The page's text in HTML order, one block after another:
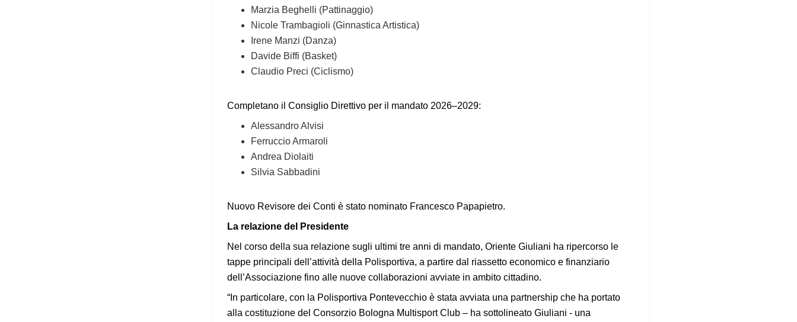
Marzia Beghelli (Pattinaggio)
Nicole Trambagioli (Ginnastica Artistica)
Irene Manzi (Danza)
Davide Biffi (Basket)
Claudio Preci (Ciclismo)
Completano il Consiglio Direttivo per il mandato 2026–2029:
Alessandro Alvisi
Ferruccio Armaroli
Andrea Diolaiti
Silvia Sabbadini
Nuovo Revisore dei Conti è stato nominato Francesco Papapietro.
La relazione del Presidente
Nel corso della sua relazione sugli ultimi tre anni di mandato, Oriente Giuliani ha ripercorso le
tappe principali dell’attività della Polisportiva, a partire dal riassetto economico e finanziario
dell’Associazione fino alle nuove collaborazioni avviate in ambito cittadino.
“In particolare, con la Polisportiva Pontevecchio è stata avviata una partnership che ha portato
alla costituzione del Consorzio Bologna Multisport Club – ha sottolineato Giuliani - una